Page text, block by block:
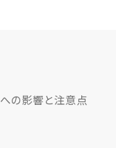
の影響と注意点